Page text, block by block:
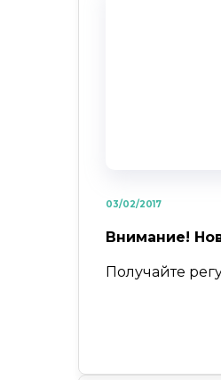
03/02/2017
Внимание!
Получайте